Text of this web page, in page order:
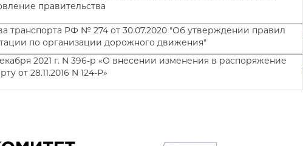
правительства
транспорта РФ № 274 от 30.07.2020 "Об утверждении правил
по организации дорожного движения"
2021 г. N 396-р «О внесении изменения в распоряжение
от 28.11.2016 N 124-Р»